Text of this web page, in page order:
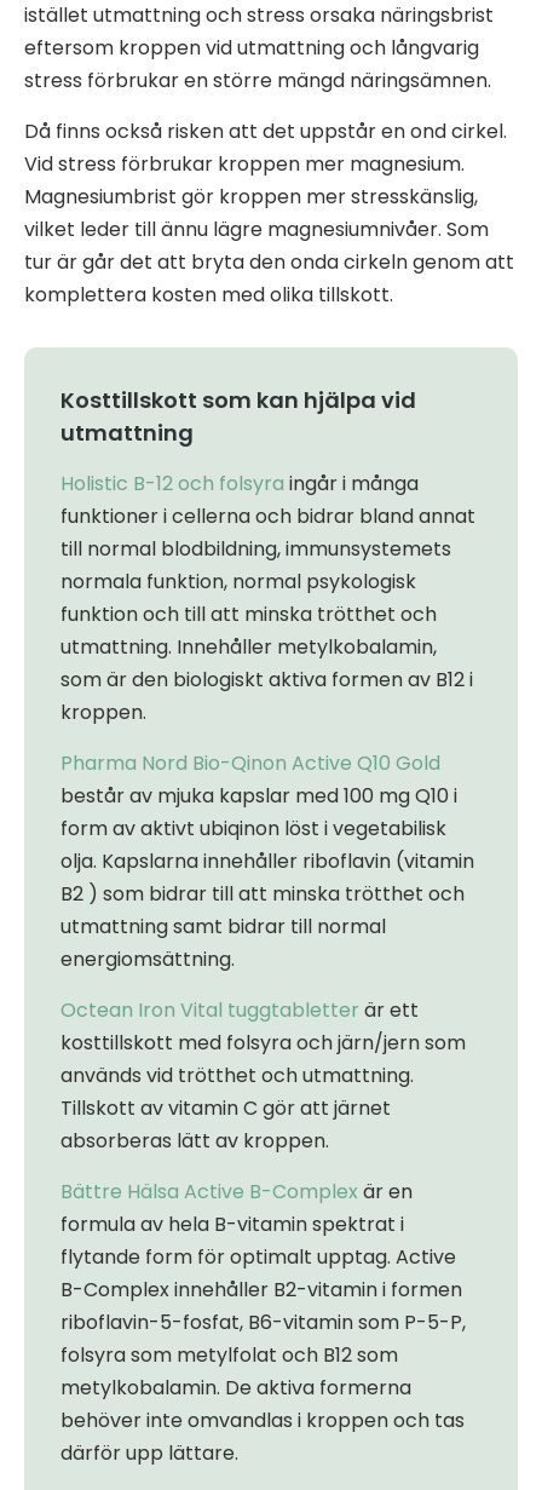
istället utmattning och stress orsaka näringsbrist
eftersom kroppen vid utmattning och långvarig
stress förbrukar en större mängd näringsämnen.
Då finns också risken att det uppstår en ond cirkel.
Vid stress förbrukar kroppen mer magnesium.
Magnesiumbrist gör kroppen mer stresskänslig,
vilket leder till ännu lägre magnesiumnivåer. Som
tur är går det att bryta den onda cirkeln genom att
komplettera kosten med olika tillskott.
Kosttillskott som kan hjälpa vid
utmattning
Holistic B-12 och folsyra ingår i många
funktioner i cellerna och bidrar bland annat
till normal blodbildning, immunsystemets
normala funktion, normal psykologisk
funktion och till att minska trötthet och
utmattning. Innehåller metylkobalamin,
som är den biologiskt aktiva formen av B12 i
kroppen.
Pharma Nord Bio-Qinon Active Q10 Gold
består av mjuka kapslar med 100 mg Q10 i
form av aktivt ubiqinon löst i vegetabilisk
olja. Kapslarna innehåller riboflavin (vitamin
B2 ) som bidrar till att minska trötthet och
utmattning samt bidrar till normal
energiomsättning.
Octean Iron Vital tuggtabletter är ett
kosttillskott med folsyra och järn/jern som
används vid trötthet och utmattning.
Tillskott av vitamin C gör att järnet
absorberas lätt av kroppen.
Bättre Hälsa Active B-Complex är en
formula av hela B-vitamin spektrat i
flytande form för optimalt upptag. Active
B-Complex innehåller B2-vitamin i formen
riboflavin-5-fosfat, B6-vitamin som P-5-P,
folsyra som metylfolat och B12 som
metylkobalamin. De aktiva formerna
behöver inte omvandlas i kroppen och tas
därför upp lättare.